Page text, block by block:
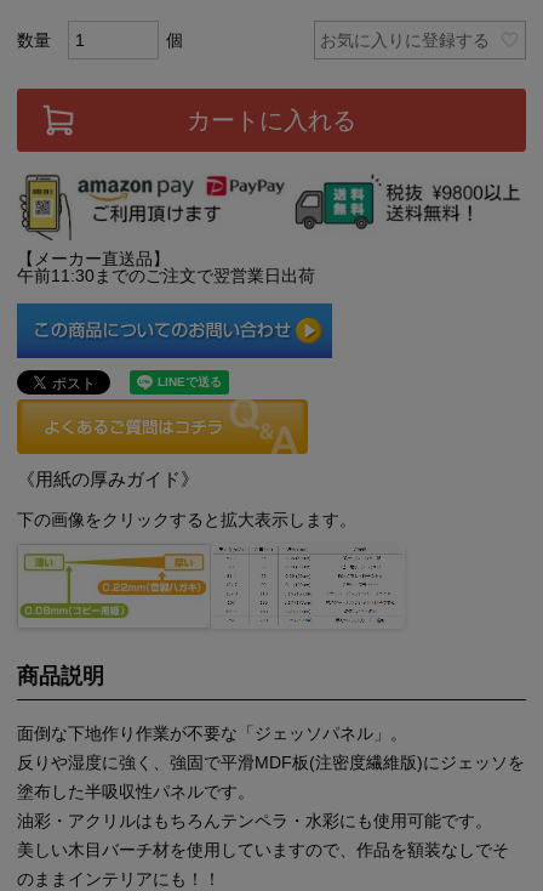
お気に入りに登録する
カートに入れる
【メーカー直送品】
午前11:30までのご注文で翌営業日出荷
《用紙の厚みガイド》
下の画像をクリックすると拡大表示します。
商品説明
面倒な下地作り作業が不要な「ジェッソパネル」。
反りや湿度に強く、強固で平滑MDF板(注密度繊維版)にジェッソを
塗布した半吸収性パネルです。
油彩・アクリルはもちろんテンペラ・水彩にも使用可能です。
美しい木目バーチ材を使用していますので、作品を額装なしでそ
のままインテリアにも！！